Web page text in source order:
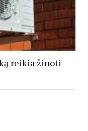
reikia žinoti